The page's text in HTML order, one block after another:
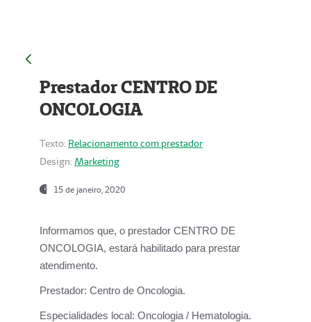
Prestador CENTRO DE
ONCOLOGIA
Texto: Relacionamento com prestador
Design: Marketing
15 de janeiro, 2020
Informamos que, o prestador CENTRO DE
ONCOLOGIA, estará habilitado para prestar
atendimento.
Prestador: Centro de Oncologia.
Especialidades local: Oncologia / Hematologia.